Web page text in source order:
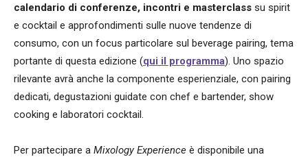
calendario di conferenze, incontri e masterclass su spirit
e cocktail e approfondimenti sulle nuove tendenze di
consumo, con un focus particolare sul beverage pairing, tema
portante di questa edizione (qui il programma). Uno spazio
rilevante avrà anche la componente esperienziale, con pairing
dedicati, degustazioni guidate con chef e bartender, show
cooking e laboratori cocktail.
Per partecipare a Mixology Experience è disponibile una